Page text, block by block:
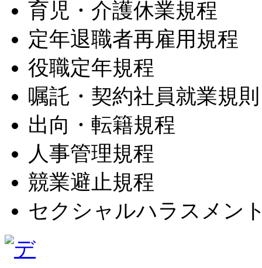
育児・介護休業規程
定年退職者再雇用規程
役職定年規程
嘱託・契約社員就業規則
出向・転籍規程
人事管理規程
競業避止規程
セクシャルハラスメン